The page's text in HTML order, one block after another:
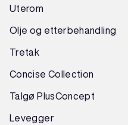
Uterom
Olje og etterbehandling
Tretak
Concise Collection
Talgø PlusConcept
Levegger